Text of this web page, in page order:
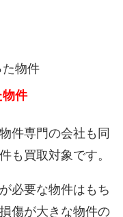
物件
件
件専門の会社も同
も買取対象です。
必要な物件はもち
傷が大きな物件の